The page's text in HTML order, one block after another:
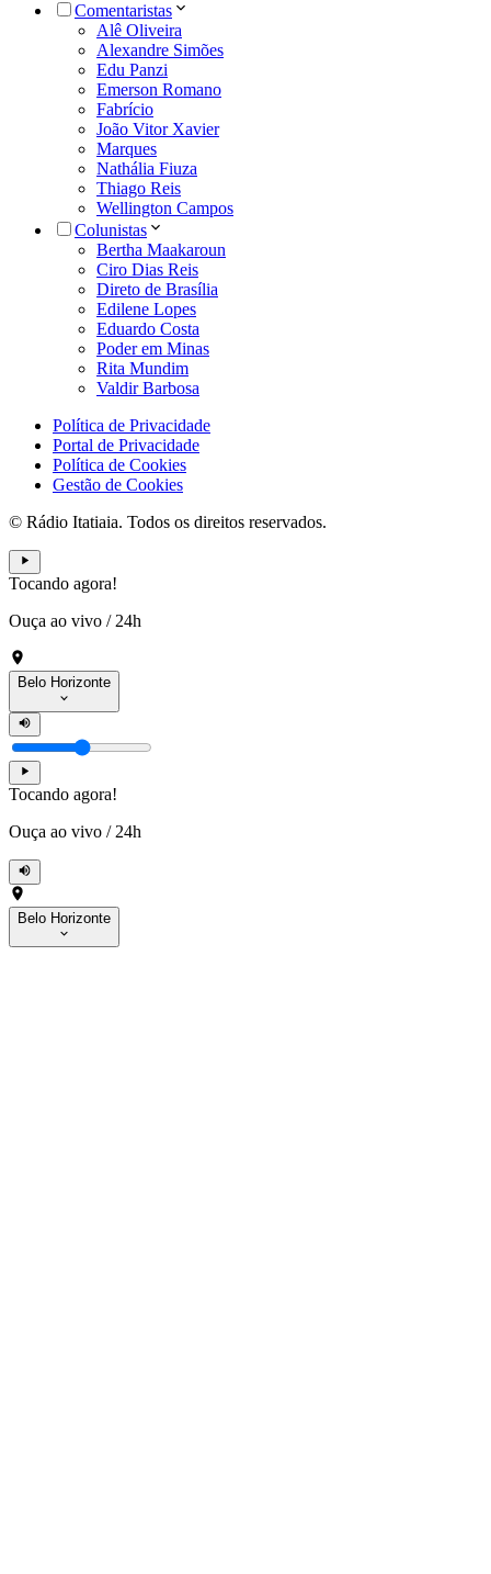
Comentaristas
Alê Oliveira
Alexandre Simões
Edu Panzi
Emerson Romano
Fabrício
João Vitor Xavier
Marques
Nathália Fiuza
Thiago Reis
Wellington Campos
Colunistas
Bertha Maakaroun
Ciro Dias Reis
Direto de Brasília
Edilene Lopes
Eduardo Costa
Poder em Minas
Rita Mundim
Valdir Barbosa
Política de Privacidade
Portal de Privacidade
Política de Cookies
Gestão de Cookies
© Rádio Itatiaia. Todos os direitos reservados.
Tocando agora!
Ouça ao vivo /24h
Belo Horizonte
Tocando agora!
Ouça ao vivo / 24h
Belo Horizonte